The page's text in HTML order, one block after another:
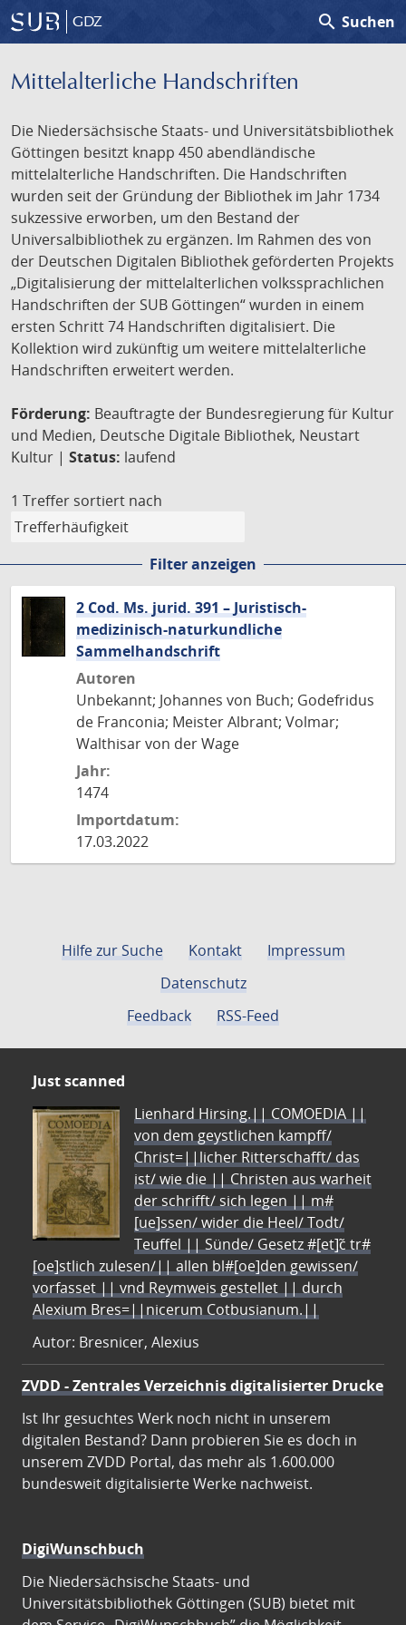
GDZ search Suchen
Mittelalterliche Handschriften
Die Niedersächsische Staats- und Universitätsbibliothek
Göttingen besitzt knapp 450 abendländische
mittelalterliche Handschriften. Die Handschriften
wurden seit der Gründung der Bibliothek im Jahr 1734
sukzessive erworben, um den Bestand der
Universalbibliothek zu ergänzen. Im Rahmen des von
der Deutschen Digitalen Bibliothek geförderten Projekts
„Digitalisierung der mittelalterlichen volkssprachlichen
Handschriften der SUB Göttingen“ wurden in einem
ersten Schritt 74 Handschriften digitalisiert. Die
Kollektion wird zukünftig um weitere mittelalterliche
Handschriften erweitert werden.
Förderung: Beauftragte der Bundesregierung für Kultur
und Medien, Deutsche Digitale Bibliothek, Neustart
Kultur | Status: laufend
1 Treffer sortiert nach
Filter anzeigen
2 Cod. Ms. jurid. 391 – Juristisch-
medizinisch-naturkundliche
Sammelhandschrift
Autoren
Unbekannt; Johannes von Buch; Godefridus
de Franconia; Meister Albrant; Volmar;
Walthisar von der Wage
Jahr:
1474
Importdatum:
17.03.2022
Hilfe zur Suche Kontakt
Impressum
Datenschutz
Feedback
RSS-Feed
Just scanned
Lienhard Hirsing.|| COMOEDIA ||
von dem geystlichen kampff/
Christ=||licher Ritterschafft/ das
ist/ wie die || Christen aus warheit
der schrifft/ sich legen || m#
[ue]ssen/ wider die Heel/ Todt/
Teuffel || Sünde/ Gesetz #[et]c̃ tr#
[oe]stlich zulesen/|| allen bl#[oe]den gewissen/
vorfasset || vnd Reymweis gestellet || durch
Alexium Bres=||nicerum Cotbusianum.||
Autor: Bresnicer, Alexius
ZVDD - Zentrales Verzeichnis digitalisierter Drucke
Ist Ihr gesuchtes Werk noch nicht in unserem
digitalen Bestand? Dann probieren Sie es doch in
unserem ZVDD Portal, das mehr als 1.600.000
bundesweit digitalisierte Werke nachweist.
DigiWunschbuch
Die Niedersächsische Staats- und
Universitätsbibliothek Göttingen (SUB) bietet mit